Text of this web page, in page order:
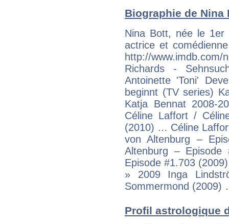
Biographie de Nina
Nina Bott, née le 1er
actrice et
http://
Richards -
Antoinette 'Toni'
beginnt (TV series)
Katja Bennat 2008-
Céline Laffort /
(2010) … Céline
von Altenburg –
Altenburg –
Episode #1.703
» 2009 Inga
Sommermond (2009)
Profil astrologique